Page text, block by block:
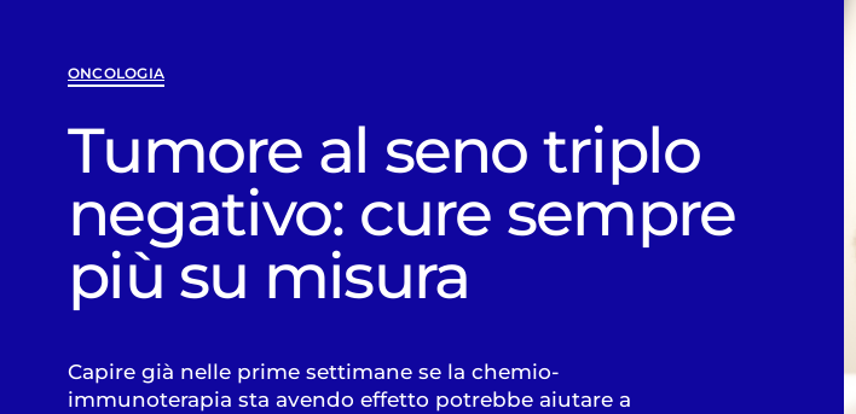
ONCOLOGIA
Tumore al seno triplo
negativo: cure sempre
più su misura
Capire già nelle prime settimane se la chemio-
immunoterapia sta avendo effetto potrebbe aiutare a